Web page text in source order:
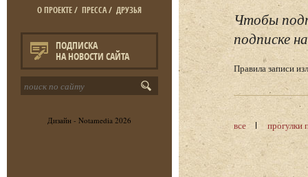
О ПРОЕКТЕ/ ПРЕССА/ ДРУЗЬЯ
ПОДПИСКА
НА НОВОСТИ САЙТА
Дизайн - Notamedia 2026
Чтобы
подписке
Правила записи
все прогулки